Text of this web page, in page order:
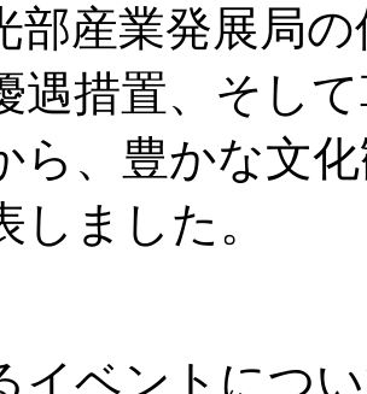
部産業発展局
遇措置、そし
ら、豊かな文
しました。
イベントにつ